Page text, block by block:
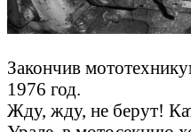
Закончив
1976 год.
Жду, жду, не берут!